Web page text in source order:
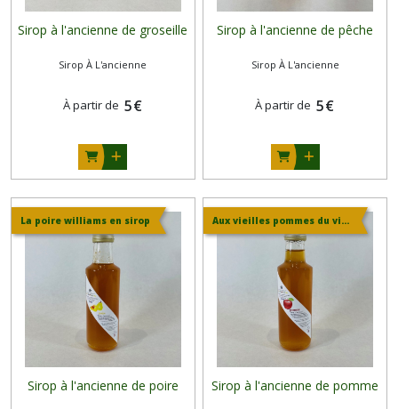
Sirop à l'ancienne de groseille
Sirop À L'ancienne
À partir de 5€
Sirop à l'ancienne de pêche
Sirop À L'ancienne
À partir de 5€
La poire williams en sirop
Sirop à l'ancienne de poire
Aux vieilles pommes du village
Sirop à l'ancienne de pomme